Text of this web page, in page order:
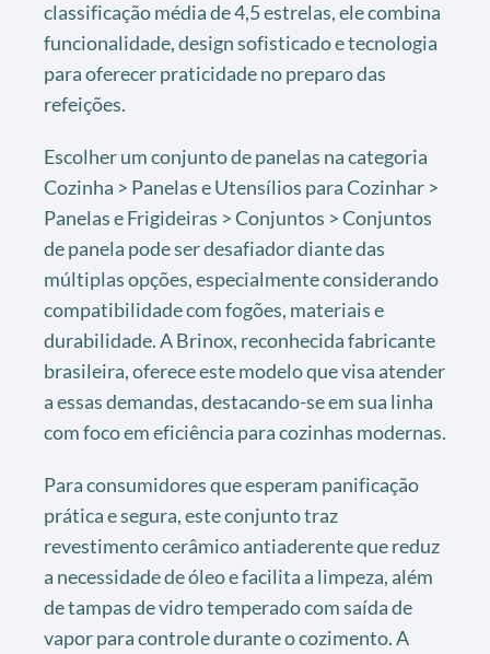
classificação média de 4,5 estrelas, ele combina
funcionalidade, design sofisticado e tecnologia
para oferecer praticidade no preparo das
refeições.
Escolher um conjunto de panelas na categoria
Cozinha > Panelas e Utensílios para Cozinhar >
Panelas e Frigideiras > Conjuntos > Conjuntos
de panela pode ser desafiador diante das
múltiplas opções, especialmente considerando
compatibilidade com fogões, materiais e
durabilidade. A Brinox, reconhecida fabricante
brasileira, oferece este modelo que visa atender
a essas demandas, destacando-se em sua linha
com foco em eficiência para cozinhas modernas.
Para consumidores que esperam panificação
prática e segura, este conjunto traz
revestimento cerâmico antiaderente que reduz
a necessidade de óleo e facilita a limpeza, além
de tampas de vidro temperado com saída de
vapor para controle durante o cozimento. A